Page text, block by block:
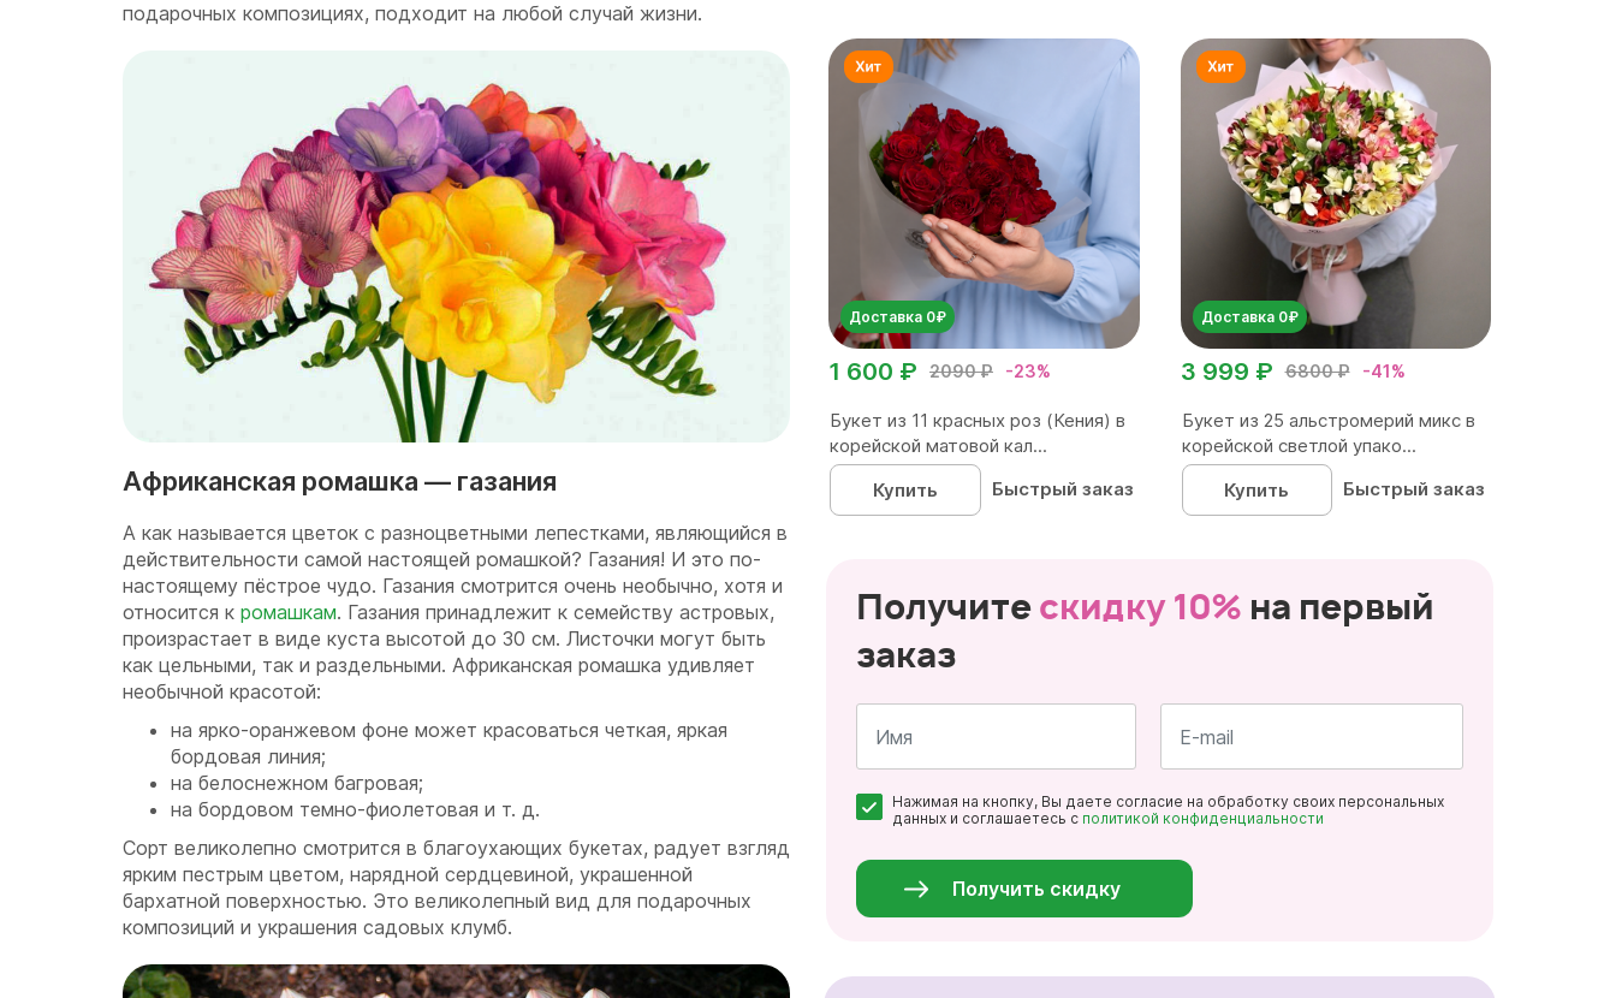
подарочных композициях, подходит на любой случай жизни.
Африканская ромашка — газания
А как называется цветок с разноцветными лепестками, являющийся в
действительности самой настоящей ромашкой? Газания! И это по-
настоящему пёстрое чудо. Газания смотрится очень необычно, хотя и
относится к ромашкам. Газания принадлежит к семейству астровых,
произрастает в виде куста высотой до 30 см. Листочки могут быть
как цельными, так и раздельными. Африканская ромашка удивляет
необычной красотой:
на ярко-оранжевом фоне может красоваться четкая, яркая
бордовая линия;
на белоснежном багровая;
на бордовом темно-фиолетовая и т. д.
Сорт великолепно смотрится в благоухающих букетах, радует взгляд
ярким пестрым цветом, нарядной сердцевиной, украшенной
бархатной поверхностью. Это великолепный вид для подарочных
композиций и украшения садовых клумб.
Доставка 0₽
2090 ₽ -23%
1 600 ₽
Букет из 11 красных роз (Кения) в
корейской матовой кал...
Купить
Быстрый заказ
Доставка 0₽
6800 ₽ -41%
3 999 ₽
Букет из 25 альстромерий микс в
корейской светлой упако...
Купить
Быстрый заказ
Получитескидку 10% на первый
заказ
*
*
Нажимая на кнопку, Вы даете согласие на обработку своих персональных
данных и соглашаетесь с политикой конфиденциальности
Получить скидку